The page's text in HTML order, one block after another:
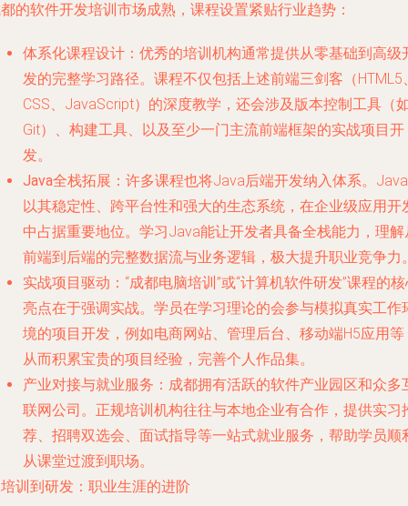
的软件开发培训市场成熟，课程设置紧贴行业趋势：
体系化课程设计 ：优秀的培训机构通常提供从零基础到高级
发的完整学习路径。课程不仅包括上述前端三剑客（HTML5
CSS、JavaScript）的深度教学，还会涉及版本控制工具（
Git）、构建工具、以及至少一门主流前端框架的实战项目开
发。
Java全栈拓展 ：许多课程也将Java后端开发纳入体系。Java
以其稳定性、跨平台性和强大的生态系统，在企业级应用开
中占据重要地位。学习Java能让开发者具备全栈能力，理解
前端到后端的完整数据流与业务逻辑，极大提升职业竞争力
实战项目驱动 ：“成都电脑培训”或“计算机软件研发”课程的
亮点在于强调实战。学员在学习理论的会参与模拟真实工作
境的项目开发，例如电商网站、管理后台、移动端H5应用等
从而积累宝贵的项目经验，完善个人作品集。
产业对接与就业服务 ：成都拥有活跃的软件产业园区和众多
联网公司。正规培训机构往往与本地企业有合作，提供实习
荐、招聘双选会、面试指导等一站式就业服务，帮助学员顺
从课堂过渡到职场。
训到研发：职业生涯的进阶